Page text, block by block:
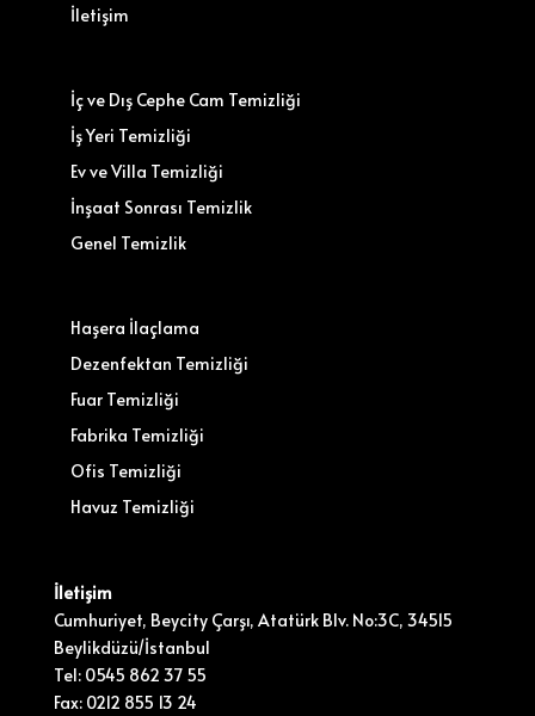
İletişim
İç ve Dış Cephe Cam Temizliği
İş Yeri Temizliği
Ev ve Villa Temizliği
İnşaat Sonrası Temizlik
Genel Temizlik
Haşera İlaçlama
Dezenfektan Temizliği
Fuar Temizliği
Fabrika Temizliği
Ofis Temizliği
Havuz Temizliği
İletişim
Cumhuriyet, Beycity Çarşı, Atatürk Blv. No:3C, 34515
Beylikdüzü/İstanbul
Tel: 0545 862 37 55
Fax: 0212 855 13 24